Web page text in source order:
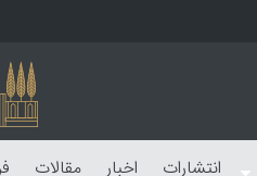
انتشارات اخبار مقالات